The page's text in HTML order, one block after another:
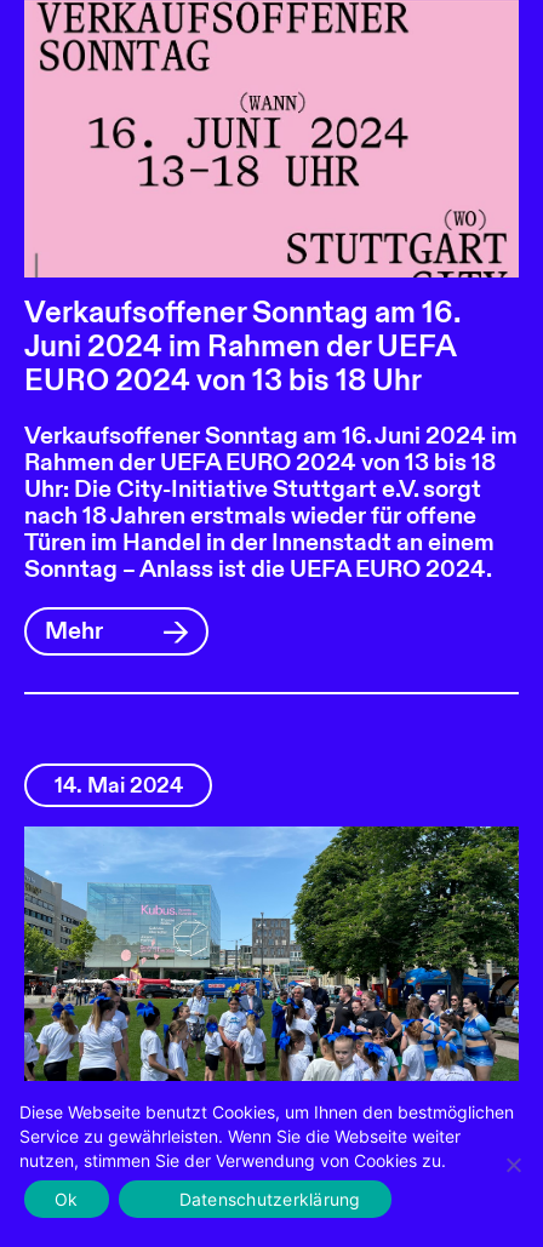
Verkaufsoffener Sonntag am 16.
Juni 2024 im Rahmen der UEFA
EURO 2024 von 13 bis 18 Uhr
Verkaufsoffener Sonntag am 16. Juni 2024 im
Rahmen der UEFA EURO 2024 von 13 bis 18
Uhr: Die City-Initiative Stuttgart e.V. sorgt
nach 18 Jahren erstmals wieder für offene
Türen im Handel in der Innenstadt an einem
Sonntag – Anlass ist die UEFA EURO 2024.
Mehr
14. Mai 2024
Beim 20. Kinder- und
Familienfestival wird die Innenstadt
zur Spielwiese
Diese Webseite benutzt Cookies, um Ihnen den bestmöglichen
Service zu gewährleisten. Wenn Sie die Webseite weiter
nutzen, stimmen Sie der Verwendung von Cookies zu.
Ok
Datenschutzerklärung